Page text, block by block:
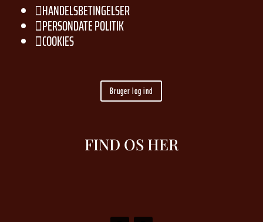
HANDELSBETINGELSER
PERSONDATE POLITIK
COOKIES
Bruger log ind
FIND OS HER